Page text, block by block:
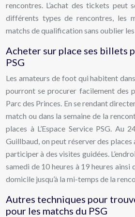
rencontres. L’achat des tickets peut
différents types de rencontres, les
matchs de qualification sans oublier
Acheter sur place ses billets
PSG
Les amateurs de foot qui habitent
pourront se procurer facilement des
Parc des Princes. En se rendant
match ou dans la semaine de la
places à L’Espace Service PSG. Au
Guillbaud, on peut réserver des places
participer à des visites guidées.
samedi de 10 heures à 19 heures ainsi
domicile jusqu’à la mi-temps de la
Autres techniques pour
pour les matchs du PSG